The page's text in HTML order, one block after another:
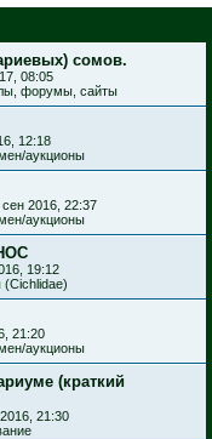
сомов.
08:05
форумы, сайты
12:18
аукционы
сен 2016, 22:37
аукционы
19:12
21:20
аукционы
(краткий
21:30